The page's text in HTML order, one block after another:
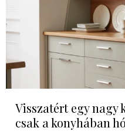
Visszatért egy nagy
csak a konyhában